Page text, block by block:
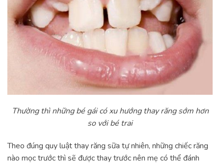
Thường thì những bé gái có xu hướng thay răng sớm hơn
so với bé trai
Theo đúng quy luật thay răng sữa tự nhiên, những chiếc răng
nào mọc trước thì sẽ được thay trước nên mẹ có thể đánh